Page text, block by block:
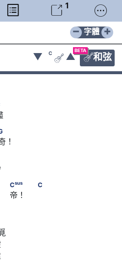
  1 
− +
字體
BETA
和弦
▼ C
 ▲
C
　F　　　G
！
　　C
F
C
Csus C
帝！